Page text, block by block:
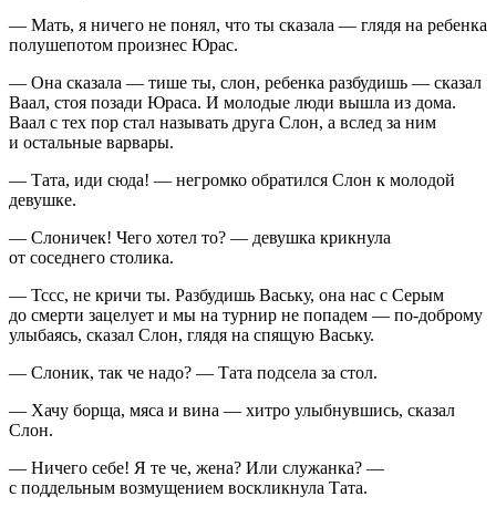
— Мать, я ничего не понял, что ты сказала — глядя на ребенка
полушепотом произнес Юрас.
— Она сказала — тише ты, слон, ребенка разбудишь — сказал
Ваал, стоя позади Юраса. И молодые люди вышла из дома.
Ваал с тех пор стал называть друга Слон, а вслед за ним
и остальные варвары.
— Тата, иди сюда! — негромко обратился Слон к молодой
девушке.
— Слоничек! Чего хотел то? — девушка крикнула
от соседнего столика.
— Тссс, не кричи ты. Разбудишь Ваську, она нас с Серым
до смерти зацелует и мы на турнир не попадем — по-доброму
улыбаясь, сказал Слон, глядя на спящую Ваську.
— Слоник, так че надо? — Тата подсела за стол.
— Хачу борща, мяса и вина — хитро улыбнувшись, сказал
Слон.
— Ничего себе! Я те че, жена? Или служанка? —
с поддельным возмущением воскликнула Тата.